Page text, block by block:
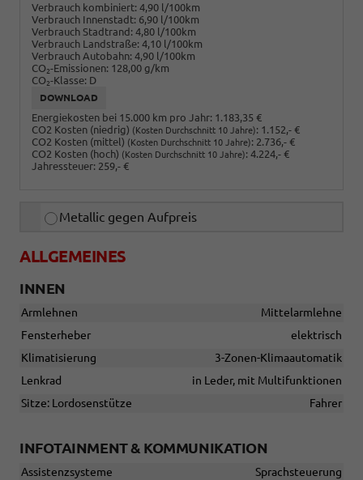
Verbrauch kombiniert: 4,90 l/100km
Verbrauch Innenstadt: 6,90 l/100km
Verbrauch Stadtrand: 4,80 l/100km
Verbrauch Landstraße: 4,10 l/100km
Verbrauch Autobahn: 4,90 l/100km
CO2-Emissionen: 128,00 g/km
CO2-Klasse: D
DOWNLOAD
Energiekosten bei 15.000 km pro Jahr: 1.183,35 €
CO2 Kosten (niedrig) (Kosten Durchschnitt 10 Jahre): 1.152,- €
CO2 Kosten (mittel) (Kosten Durchschnitt 10 Jahre): 2.736,- €
CO2 Kosten (hoch) (Kosten Durchschnitt 10 Jahre): 4.224,- €
Jahressteuer: 259,- €
Metallic gegen Aufpreis
ALLGEMEINES
INNEN
Armlehnen
Mittelarmlehne
Fensterheber
elektrisch
Klimatisierung
3-Zonen-Klimaautomatik
Lenkrad
in Leder, mit Multifunktionen
Sitze: Lordosenstütze
Fahrer
INFOTAINMENT & KOMMUNIKATION
Assistenzsysteme
Sprachsteuerung